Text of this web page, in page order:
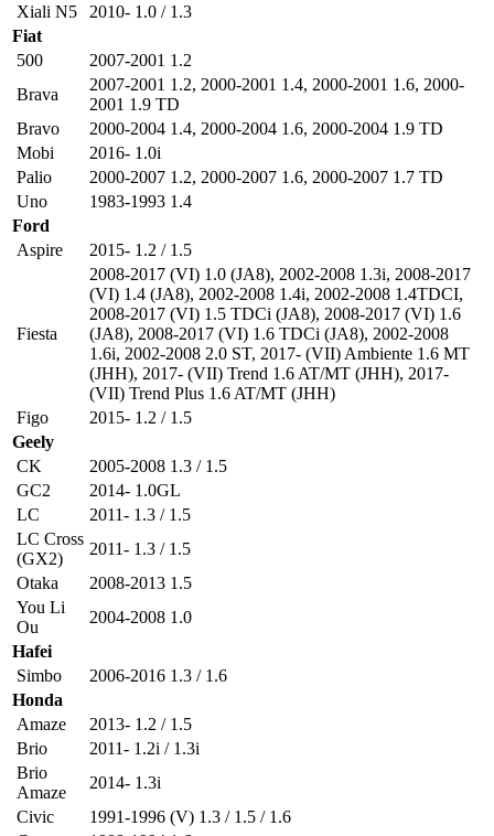
Xiali N5
2010- 1.0 / 1.3
Fiat
500
2007-2001 1.2
Brava
2007-2001 1.2, 2000-2001 1.4, 2000-2001 1.6, 2000-
2001 1.9 TD
Bravo
2000-2004 1.4, 2000-2004 1.6, 2000-2004 1.9 TD
Mobi
2016- 1.0i
Palio
2000-2007 1.2, 2000-2007 1.6, 2000-2007 1.7 TD
Uno
1983-1993 1.4
Ford
Aspire
2015- 1.2 / 1.5
Fiesta
2008-2017 (VI) 1.0 (JA8), 2002-2008 1.3i, 2008-2017
(VI) 1.4 (JA8), 2002-2008 1.4i, 2002-2008 1.4TDCI,
2008-2017 (VI) 1.5 TDCi (JA8), 2008-2017 (VI) 1.6
(JA8), 2008-2017 (VI) 1.6 TDCi (JA8), 2002-2008
1.6i, 2002-2008 2.0 ST, 2017- (VII) Ambiente 1.6 MT
(JHH), 2017- (VII) Trend 1.6 AT/MT (JHH), 2017-
(VII) Trend Plus 1.6 AT/MT (JHH)
Figo
2015- 1.2 / 1.5
Geely
CK
2005-2008 1.3 / 1.5
GC2
2014- 1.0GL
LC
2011- 1.3 / 1.5
LC Cross
(GX2)
2011- 1.3 / 1.5
Otaka
2008-2013 1.5
You Li
Ou
2004-2008 1.0
Hafei
Simbo
2006-2016 1.3 / 1.6
Honda
Amaze
2013- 1.2 / 1.5
Brio
2011- 1.2i / 1.3i
Brio
Amaze
2014- 1.3i
Civic
1991-1996 (V) 1.3 / 1.5 / 1.6